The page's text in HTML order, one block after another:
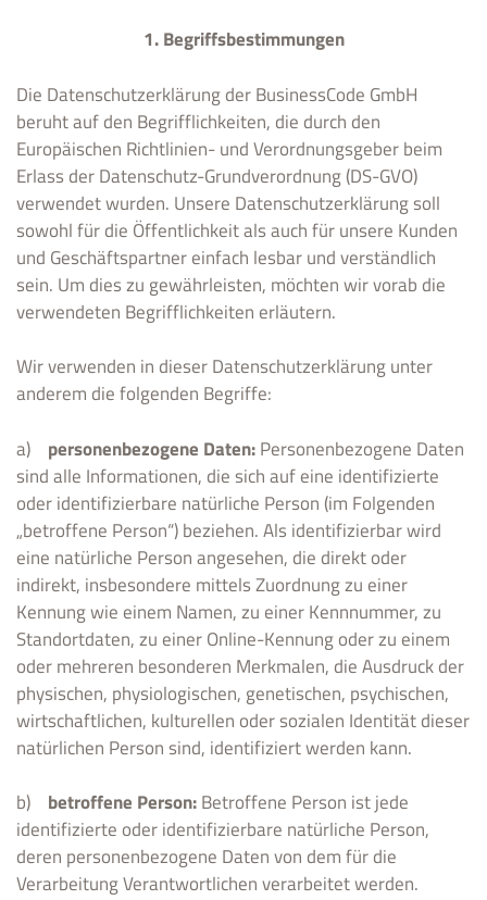
1. Begriffsbestimmungen
Die Datenschutzerklärung der BusinessCode GmbH
beruht auf den Begrifflichkeiten, die durch den
Europäischen Richtlinien- und Verordnungsgeber beim
Erlass der Datenschutz-Grundverordnung (DS-GVO)
verwendet wurden. Unsere Datenschutzerklärung soll
sowohl für die Öffentlichkeit als auch für unsere Kunden
und Geschäftspartner einfach lesbar und verständlich
sein. Um dies zu gewährleisten, möchten wir vorab die
verwendeten Begrifflichkeiten erläutern.
Wir verwenden in dieser Datenschutzerklärung unter
anderem die folgenden Begriffe:
a) personenbezogene Daten:Personenbezogene Daten
sind alle Informationen, die sich auf eine identifizierte
oder identifizierbare natürliche Person (im Folgenden
„betroffene Person“) beziehen. Als identifizierbar wird
eine natürliche Person angesehen, die direkt oder
indirekt, insbesondere mittels Zuordnung zu einer
Kennung wie einem Namen, zu einer Kennnummer, zu
Standortdaten, zu einer Online-Kennung oder zu einem
oder mehreren besonderen Merkmalen, die Ausdruck der
physischen, physiologischen, genetischen, psychischen,
wirtschaftlichen, kulturellen oder sozialen Identität dieser
natürlichen Person sind, identifiziert werden kann.
b) betroffene Person:Betroffene Person ist jede
identifizierte oder identifizierbare natürliche Person,
deren personenbezogene Daten von dem für die
Verarbeitung Verantwortlichen verarbeitet werden.